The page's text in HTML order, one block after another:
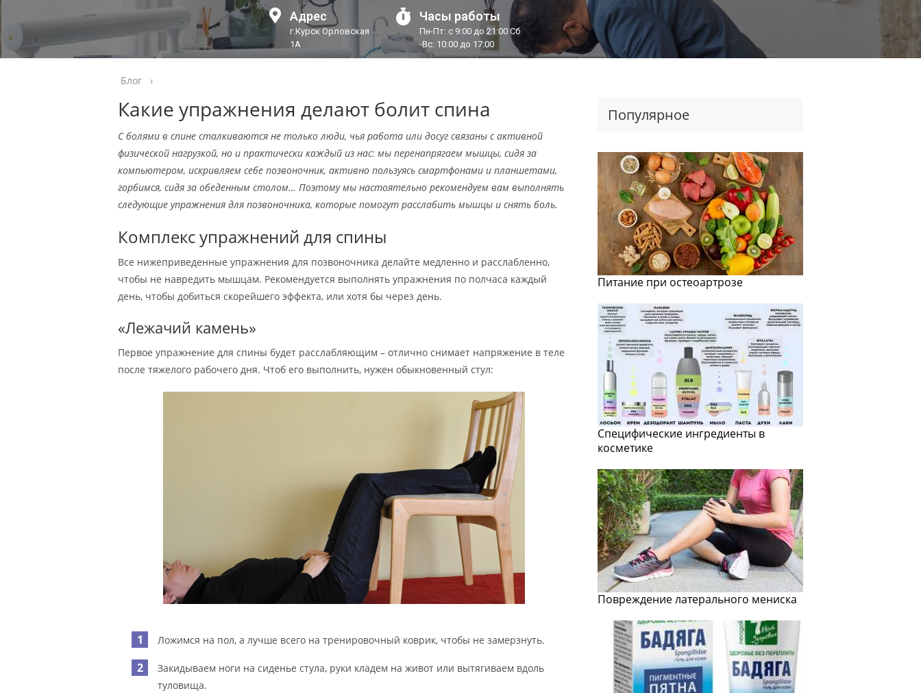
Адрес
г.Курск Орловская
1А
Часы работы
Пн-Пт: с 9:00 до 21:00 Сб
-Вс: 10:00 до 17:00
Блог ›
Какие упражнения делают болит спина
С болями в спине сталкиваются не только люди, чья работа или досуг связаны с активной
физической нагрузкой, но и практически каждый из нас: мы перенапрягаем мышцы, сидя за
компьютером, искривляем себе позвоночник, активно пользуясь смартфонами и планшетами,
горбимся, сидя за обеденным столом… Поэтому мы настоятельно рекомендуем вам выполнять
следующие упражнения для позвоночника, которые помогут расслабить мышцы и снять боль.
Комплекс упражнений для спины
Все нижеприведенные упражнения для позвоночника делайте медленно и расслабленно,
чтобы не навредить мышцам. Рекомендуется выполнять упражнения по полчаса каждый
день, чтобы добиться скорейшего эффекта, или хотя бы через день.
«Лежачий камень»
Первое упражнение для спины будет расслабляющим – отлично снимает напряжение в теле
после тяжелого рабочего дня. Чтоб его выполнить, нужен обыкновенный стул:
Ложимся на пол, а лучше всего на тренировочный коврик, чтобы не замерзнуть.
Закидываем ноги на сиденье стула, руки кладем на живот или вытягиваем вдоль
туловища.
Популярное
Питание при остеоартрозе
Специфические ингредиенты в
косметике
Повреждение латерального мениска